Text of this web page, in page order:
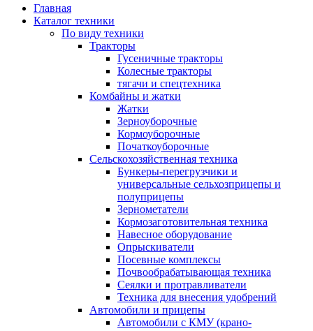
Главная
Каталог техники
По виду техники
Тракторы
Гусеничные тракторы
Колесные тракторы
тягачи и спецтехника
Комбайны и жатки
Жатки
Зерноуборочные
Кормоуборочные
Початкоуборочные
Сельскохозяйственная техника
Бункеры-перегрузчики и
универсальные сельхозприцепы и
полуприцепы
Зернометатели
Кормозаготовительная техника
Навесное оборудование
Опрыскиватели
Посевные комплексы
Почвообрабатывающая техника
Сеялки и протравливатели
Техника для внесения удобрений
Автомобили и прицепы
Автомобили с КМУ (крано-